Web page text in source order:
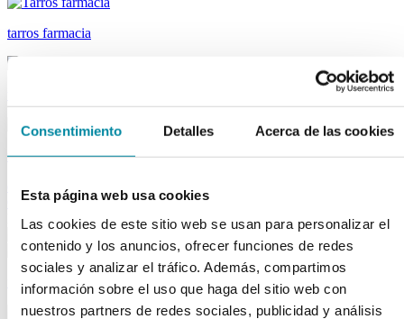
Consentimiento Detalles Acerca de las cookies
Esta página web usa cookies
Las cookies de este sitio web se usan para personalizar el
contenido y los anuncios, ofrecer funciones de redes
sociales y analizar el tráfico. Además, compartimos
información sobre el uso que haga del sitio web con
nuestros partners de redes sociales, publicidad y análisis
tarros farmacia
tubos
descargar el catálogo de Material Laboratorio
Capsuladores
Material de laboratorio
fungibles